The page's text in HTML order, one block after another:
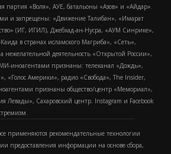
партия «Воля», АУЕ, батальоны «Азов» и «Айдар».
и запрещены: «Движение Талибан», «Имарат
(ИГ, ИГИЛ), Джебхад-ан-Нусра, «АУМ Синрике»,
в странах исламского Магриба», «Сеть»,
деятельность «Открытой России»,
иноагентами признаны: телеканал «Дождь»,
«Голос Америки», радио «Свобода», The Insider,
признаны общество/центр «Мемориал»,
Сахаровский центр. Instagram и Facebook
применяются рекомендательные технологии
предоставления информации на основе сбора,